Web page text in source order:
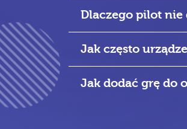
Dlaczego pilot nie
Jak często
Jak dodać grę do